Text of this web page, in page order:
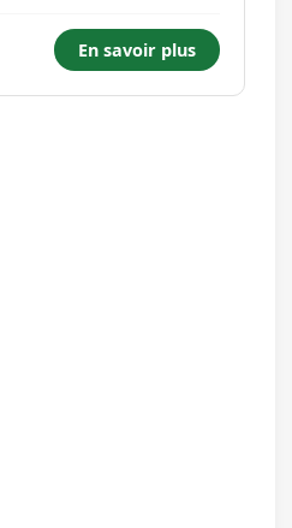
déchets,
Mathieu Raymond...
En savoir plus